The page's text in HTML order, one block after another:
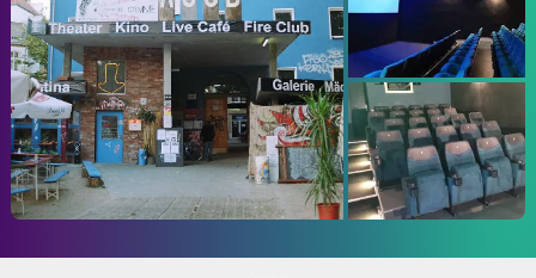
Datenschutzeinstellungen